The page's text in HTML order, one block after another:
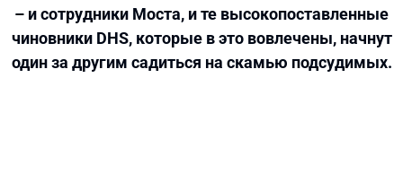
– и сотрудники Моста, и те высокопоставленные
чиновники DHS, которые в это вовлечены, начнут
один за другим садиться на скамью подсудимых.